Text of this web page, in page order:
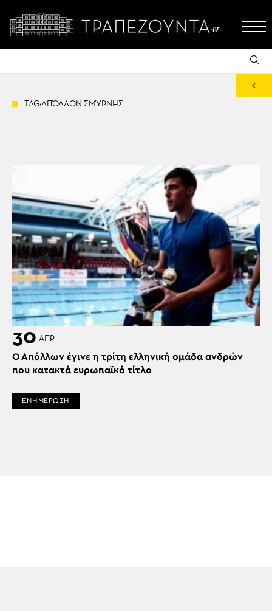
TAG:ΑΠΌΛΛΩΝ ΣΜΎΡΝΗΣ
30 ΑΠΡ
Ο Απόλλων έγινε η τρίτη ελληνική ομάδα ανδρών
που κατακτά ευρωπαϊκό τίτλο
ΕΝΗΜΕΡΩΣΗ